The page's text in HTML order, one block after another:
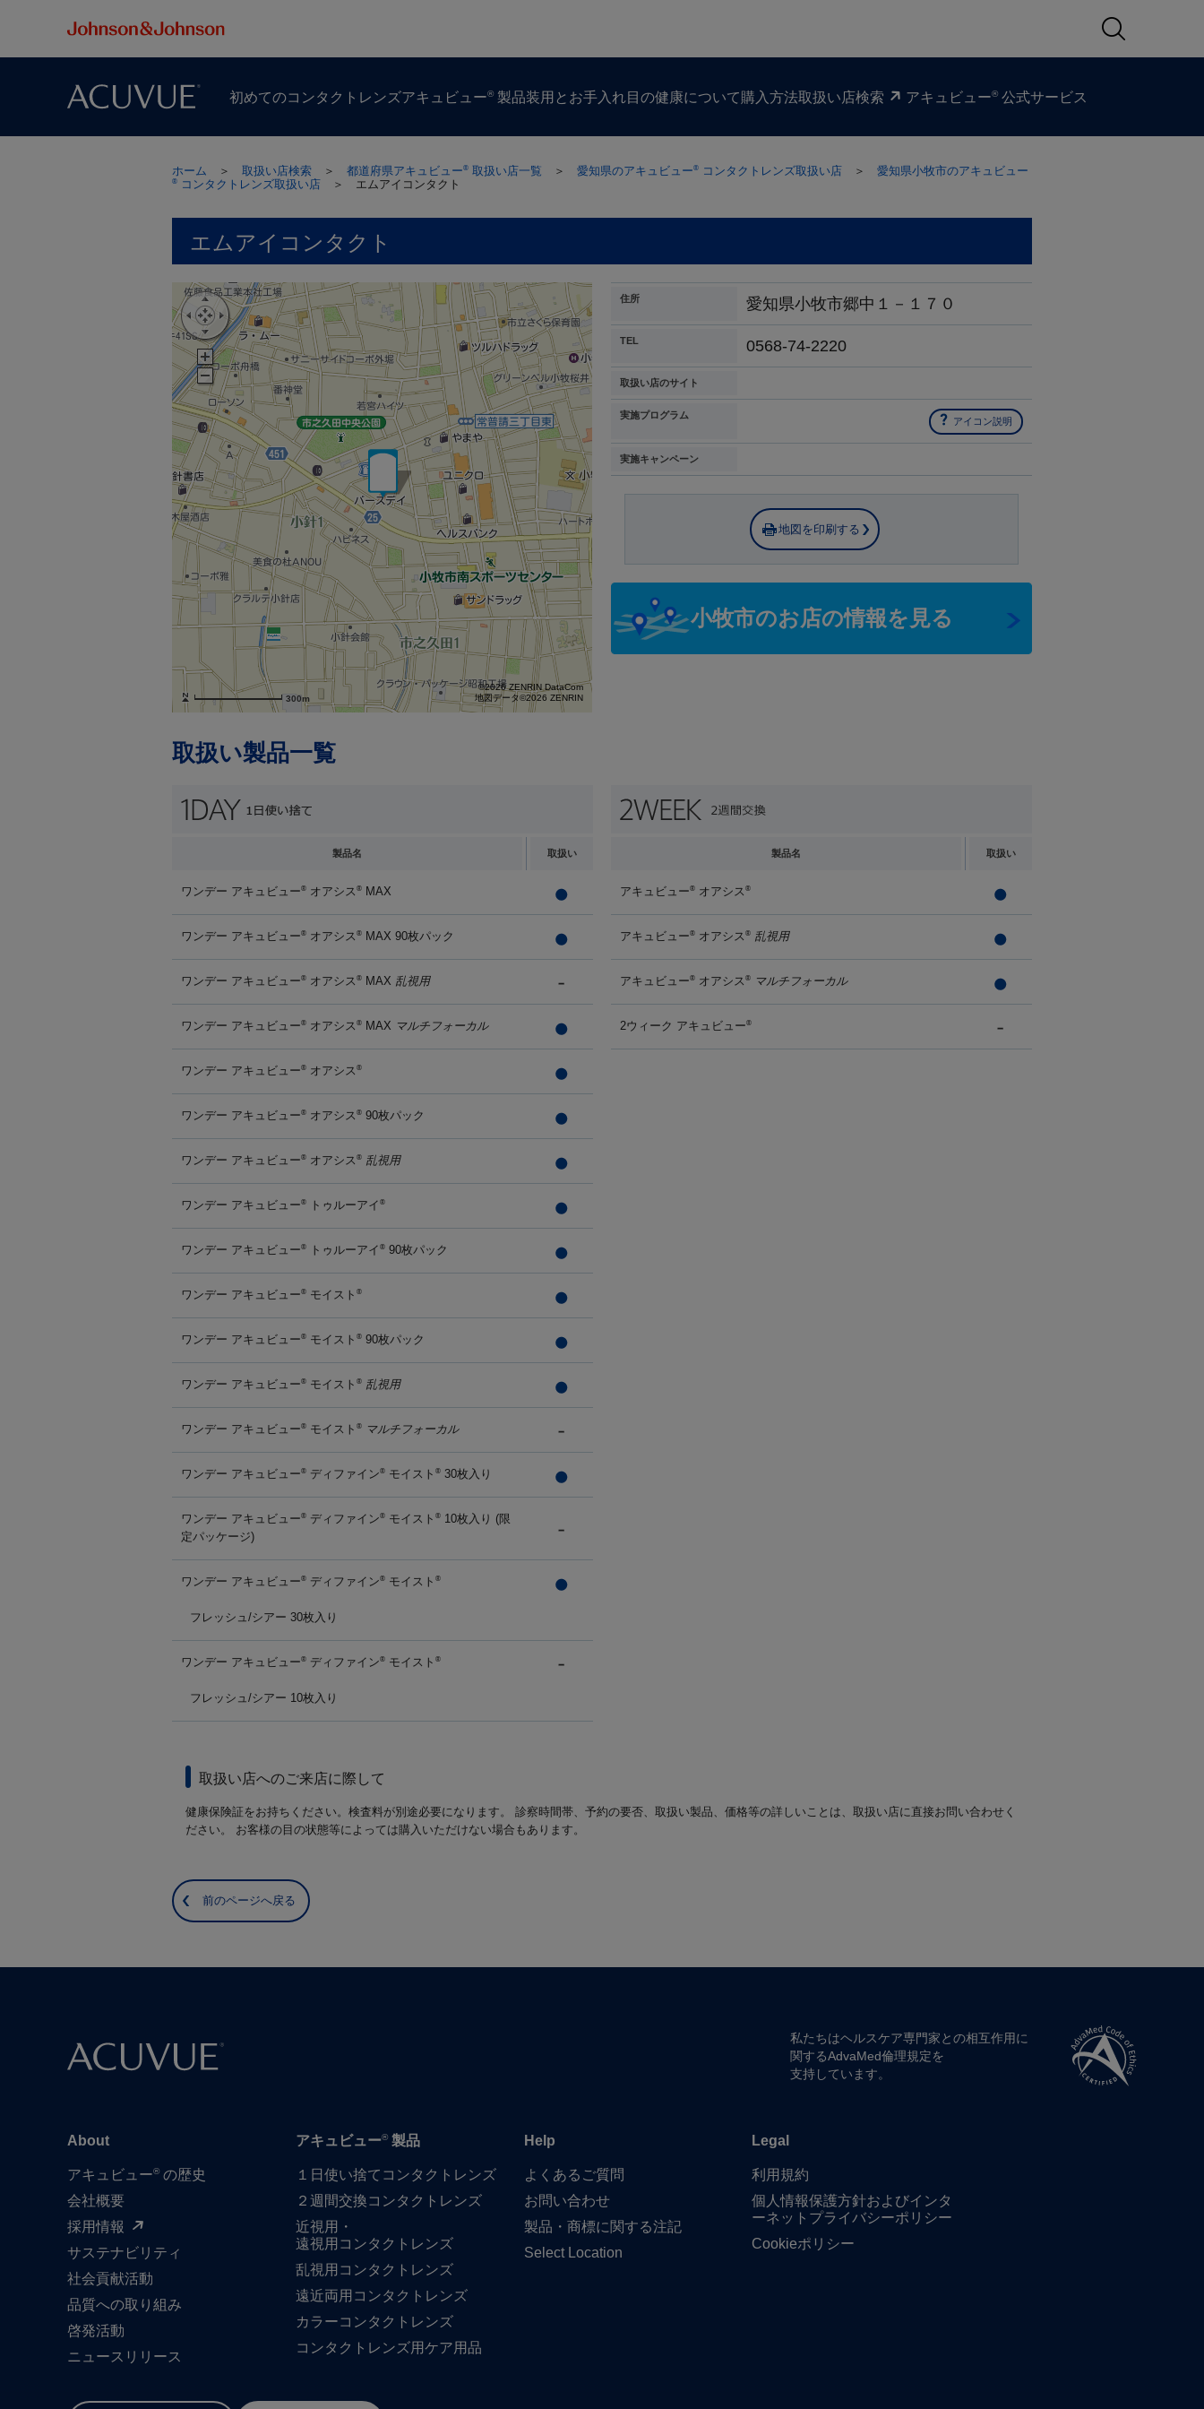
初めての​コンタクトレンズアキュビュー® 製品装用とお手入れ目の​健康に​ついて購入方​法取扱い​店検索 アキュビュー® 公式サービス
ホーム ＞ 取扱い店検索 ＞ 都道府県アキュビュー® 取扱い店一覧 ＞ 愛知県のアキュビュー® コンタクトレンズ取扱い店 ＞ 愛知県小牧市のアキュビュー
® コンタクトレンズ取扱い店 ＞ エムアイコンタクト
エムアイコンタクト
300m
©2026 ZENRIN DataCom
地図データ©2026 ZENRIN
住所 愛知県小牧市郷中１－１７０
TEL 0568-74-2220
取扱い店のサイト
実施プログラム
アイコン説明
実施キャンペーン
地図を印刷する
小牧市のお店の情報を見る
取扱い製品一覧
製品名 取扱い
ワンデー アキュビュー® オアシス ® MAX
ワンデー アキュビュー® オアシス ® MAX 90枚パック
ワンデー アキュビュー® オアシス ® MAX 乱視用
ワンデー アキュビュー® オアシス ® MAX マルチフォーカル
ワンデー アキュビュー® オアシス ®
ワンデー アキュビュー® オアシス ® 90枚パック
ワンデー アキュビュー® オアシス ® 乱視用
ワンデー アキュビュー® トゥルーアイ ®
ワンデー アキュビュー® トゥルーアイ ® 90枚パック
ワンデー アキュビュー® モイスト ®
ワンデー アキュビュー® モイスト ® 90枚パック
ワンデー アキュビュー® モイスト ® 乱視用
ワンデー アキュビュー® モイスト ® マルチフォーカル
ワンデー アキュビュー® ディファイン® モイスト ® 30枚入り
ワンデー アキュビュー® ディファイン® モイスト ® 10枚入り (限
定パッケージ)
ワンデー アキュビュー® ディファイン® モイスト ®
フレッシュ/シアー 30枚入り
ワンデー アキュビュー® ディファイン® モイスト ®
フレッシュ/シアー 10枚入り
製品名 取扱い
アキュビュー® オアシス ®
アキュビュー® オアシス ® 乱視用
アキュビュー® オアシス ® マルチフォーカル
2ウィーク アキュビュー®
取扱い店へのご来店に際して
健康保険証をお持ちください。検査料が別途必要になります。 診察時間帯、予約の要否、取扱い製品、価格等の詳しいことは、取扱い店に直接お問い合わせく
ださい。 お客様の目の状態等によっては購入いただけない場合もあります。
前のページへ戻る
私たちは​ヘルスケア専門家との​相互作用に​
関する​AdvaMed倫理規定を​
支持しています。
About
アキュビュー® の歴史
会社概要
採用情報
サステナビリティ
社会貢献活動
品質への​取り組み
啓発活動
ニュースリリース
アキュビュー®製品
１日​使い捨て​​コンタクトレンズ
２週間交換コンタクトレンズ
近視用・
遠視用コンタクトレンズ
乱視用コンタクトレンズ
遠近両用コンタクトレンズ
カラーコンタクトレンズ
コンタクトレンズ用ケア用品
Help
よく​ある​ご質問
お問い​合わせ
製品・商標に​関する​注記
Select Location
Legal
利用規約
個人情報保護方針およびインタ
ーネットプライバシーポリシー
Cookieポリシー